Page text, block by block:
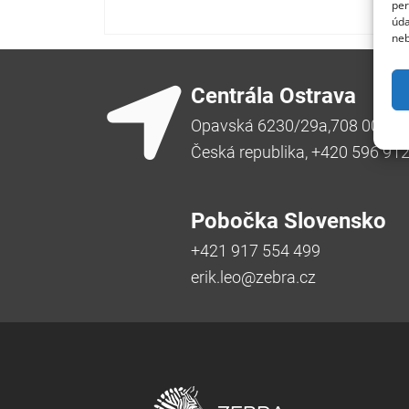
Centrála Ostrava
Opavská 6230/29a,708 00
Česká republika, +420 596
Pobočka Slovensko
+421 917 554 499
erik.leo@zebra.cz